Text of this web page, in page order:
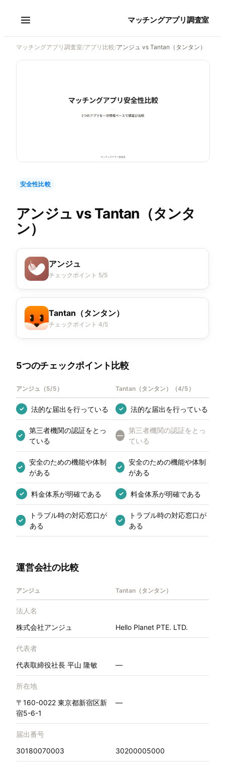
マッチングアプリ調査室
マッチングアプリ調査室/アプリ比較/アンジュ vs Tantan（タンタン）
安全性比較
アンジュ vs Tantan（タンタ
ン）
アンジュ
チェックポイント 5/5
Tantan（タンタン）
チェックポイント 4/5
5つのチェックポイント比較
アンジュ （5/5 ） Tantan（タンタン） （4/5 ）
✓ 法的な届出を行っている ✓ 法的な届出を行っている
✓
第三者機関の認証をとっ
ている
—
第三者機関の認証をとっ
ている
✓
安全のための機能や体制
がある
✓
安全のための機能や体制
がある
✓ 料金体系が明確である ✓ 料金体系が明確である
✓
トラブル時の対応窓口が
ある
✓
トラブル時の対応窓口が
ある
運営会社の比較
アンジュ Tantan（タンタン）
法人名
株式会社アンジュ
Hello Planet PTE. LTD.
代表者
代表取締役社長 平山 隆敏
—
所在地
〒160-0022 東京都新宿区新
宿5-6-1
—
届出番号
30180070003
30200005000